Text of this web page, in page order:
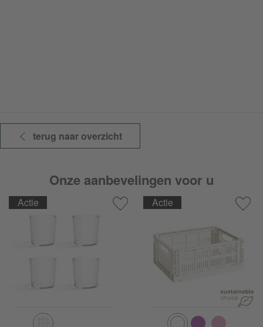
terug naar overzicht
Onze aanbevelingen voor u
Actie Actie